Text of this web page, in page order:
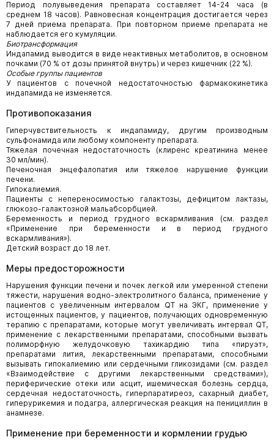
Период полувыведения препарата составляет 14-24 часа (в
среднем 18 часов). Равновесная концентрация достигается через
7 дней приема препарата. При повторном приеме препарата не
наблюдается его кумуляции.
Биотрансформация
Индапамид выводится в виде неактивных метаболитов, в основном
почками (70 % от дозы принятой внутрь) и через кишечник (22 %).
Особые группы пациентов
У пациентов с почечной недостаточностью фармакокинетика
индапамида не изменяется.
Противопоказания
Гиперчувствительность к индапамиду, другим производным
сульфонамида или любому компоненту препарата.
Тяжелая почечная недостаточность (клиренс креатинина менее
30 мл/мин).
Печеночная энцефалопатия или тяжелое нарушение функции
печени.
Гипокалиемия.
Пациенты с непереносимостью галактозы, дефицитом лактазы,
глюкозо-галактозной мальабсорбцией.
Беременность и период грудного вскармливания (см. раздел
«Применение при беременности и в период грудного
вскармливания»).
Детский возраст до 18 лет.
Меры предосторожности
Нарушения функции печени и почек легкой или умеренной степени
тяжести, нарушения водно-электролитного баланса, применение у
пациентов с увеличенным интервалом QT на ЭКГ, применение у
истощенных пациентов, у пациентов, получающих одновременную
терапию с препаратами, которые могут увеличивать интервал QT,
применение с лекарственными препаратами, способными вызвать
полиморфную желудочковую тахикардию типа «пируэт»,
препаратами лития, лекарственными препаратами, способными
вызывать гипокалиемию или сердечными гликозидами (см. раздел
«Взаимодействие с другими лекарственными средствами»),
периферические отеки или асцит, ишемическая болезнь сердца,
сердечная недостаточность, гиперпаратиреоз, сахарный диабет,
гиперурикемия и подагра, аллергическая реакция на пенициллин в
анамнезе.
Применение при беременности и кормлении грудью